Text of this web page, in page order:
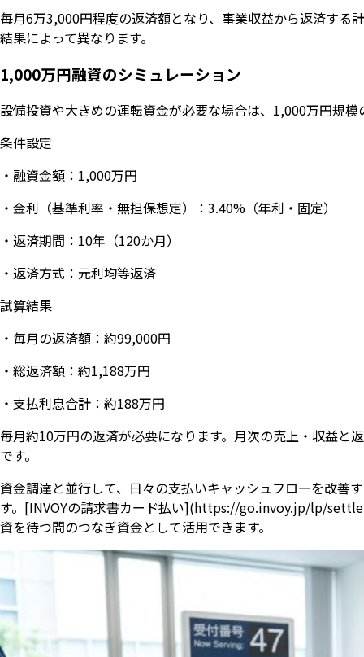
毎月6万3,000円程度の返済額となり、事業収益から返済する
結果によって異なります。
1,000万円融資のシミュレーション
設備投資や大きめの運転資金が必要な場合は、1,000万円規模
条件設定
・融資金額：1,000万円
・金利（基準利率・無担保想定）：3.40%（年利・固定）
・返済期間：10年（120か月）
・返済方式：元利均等返済
試算結果
・毎月の返済額：約99,000円
・総返済額：約1,188万円
・支払利息合計：約188万円
毎月約10万円の返済が必要になります。月次の売上・収益
です。
資金調達と並行して、日々の支払いキャッシュフローを改善
す。[INVOYの請求書カード払い](https://go.invoy.jp/lp/
資を待つ間のつなぎ資金として活用できます。